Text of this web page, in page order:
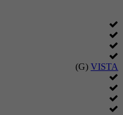
(G) VISTA